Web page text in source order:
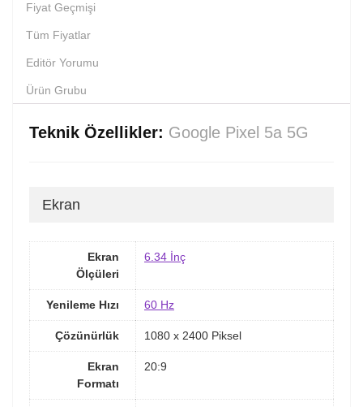
Fiyat Geçmişi
Tüm Fiyatlar
Editör Yorumu
Ürün Grubu
Teknik Özellikler: Google Pixel 5a 5G
Ekran
Ekran
Ölçüleri
6.34 İnç
Yenileme Hızı 60 Hz
Çözünürlük 1080 x 2400 Piksel
Ekran
Formatı
20:9